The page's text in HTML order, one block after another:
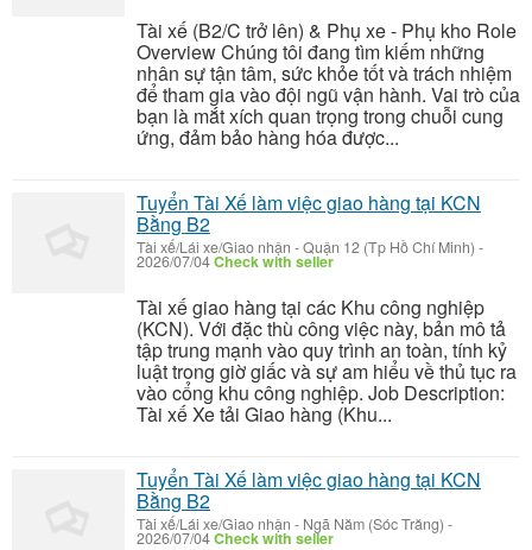
Tài xế (B2/C trở lên) & Phụ xe - Phụ kho Role
Overview Chúng tôi đang tìm kiếm những
nhân sự tận tâm, sức khỏe tốt và trách nhiệm
để tham gia vào đội ngũ vận hành. Vai trò của
bạn là mắt xích quan trọng trong chuỗi cung
ứng, đảm bảo hàng hóa được...
Tuyển Tài Xế làm việc giao hàng tại KCN
Bằng B2
Tài xế/Lái xe/Giao nhận -Quận 12 (Tp Hồ Chí Minh) -
2026/07/04Check with seller
Tài xế giao hàng tại các Khu công nghiệp
(KCN). Với đặc thù công việc này, bản mô tả
tập trung mạnh vào quy trình an toàn, tính kỷ
luật trong giờ giấc và sự am hiểu về thủ tục ra
vào cổng khu công nghiệp. Job Description:
Tài xế Xe tải Giao hàng (Khu...
Tuyển Tài Xế làm việc giao hàng tại KCN
Bằng B2
Tài xế/Lái xe/Giao nhận - Ngã Năm (Sóc Trăng) -
2026/07/04Check with seller